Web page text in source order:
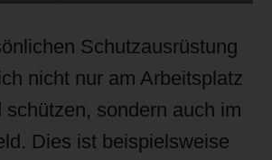
Schutzausrüstung
nicht nur am Arbeitsplatz
schützen, sondern auch im
Dies ist beispielsweise